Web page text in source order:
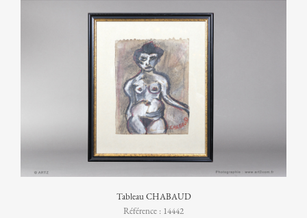
Tableau CHABAUD
Référence : 14442